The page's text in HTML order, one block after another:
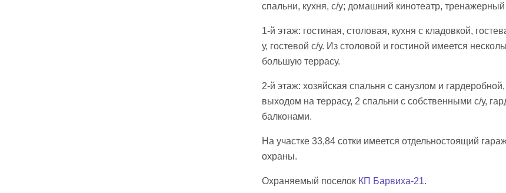
спальни, кухня, с/у; домашний кинотеатр, тренажерный
1-й этаж: гостиная, столовая, кухня с кладовкой,
у, гостевой с/у. Из столовой и гостиной имеется
большую террасу.
2-й этаж: хозяйская спальня с санузлом и
выходом на террасу, 2 спальни с собственными с/у,
балконами.
На участке 33,84 сотки имеется отдельностоящий
охраны.
Охраняемый поселок КП Барвиха-21.